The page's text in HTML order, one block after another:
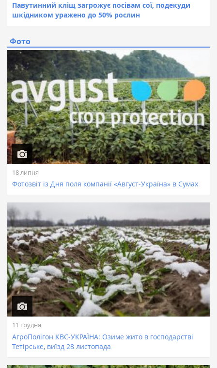
Павутинний кліщ загрожує посівам сої, подекуди
шкідником уражено до 50% рослин
Фото
18 липня
Фотозвіт із Дня поля компанії «Август-Україна» в Сумах
11 грудня
АгроПолігон КВС-УКРАЇНА: Озиме жито в господарстві
Тетірське, виїзд 28 листопада